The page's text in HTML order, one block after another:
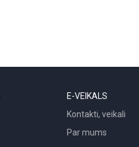
E-VEIKALS
Kontakti, veikali
Par mums